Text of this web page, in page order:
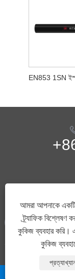
কপিরাইট © 2023 শানডং
মোজাবিশেষ, জলবাহী
আমরা আপনাকে একটি
ট্র্যাফিক
কুকিজ ব্যবহার করি।
কুকিজ